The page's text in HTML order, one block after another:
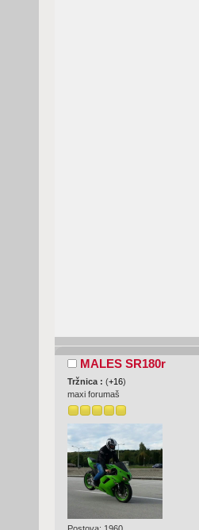
MALES SR180r
Tržnica : (+16)
maxi forumaš